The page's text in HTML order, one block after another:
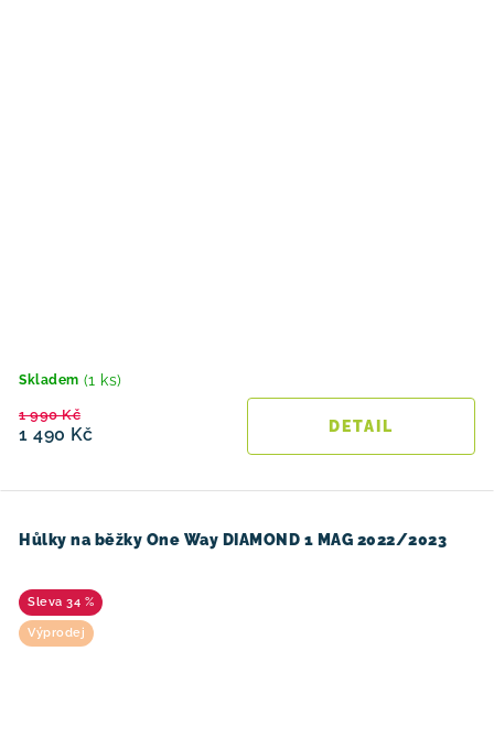
Skladem (1 ks)
1 490 Kč
1 990 Kč
Hůlky na běžky One Way DIAMOND 1 MAG 2022/2023
34 %
Výprodej